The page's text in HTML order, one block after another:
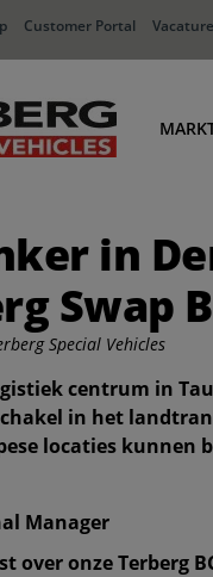
Customer Portal
in
Swap
Special Vehicles
centrum in
in het
locaties kunnen
Manager
over onze Terberg